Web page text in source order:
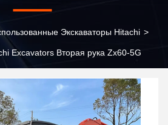
Экскаваторы Hitachi >
Excavators Вторая рука Zx60-5G